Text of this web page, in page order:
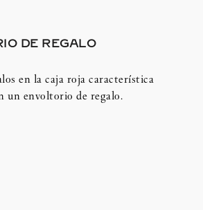
DE REGALO
en la caja roja característica
un envoltorio de regalo.